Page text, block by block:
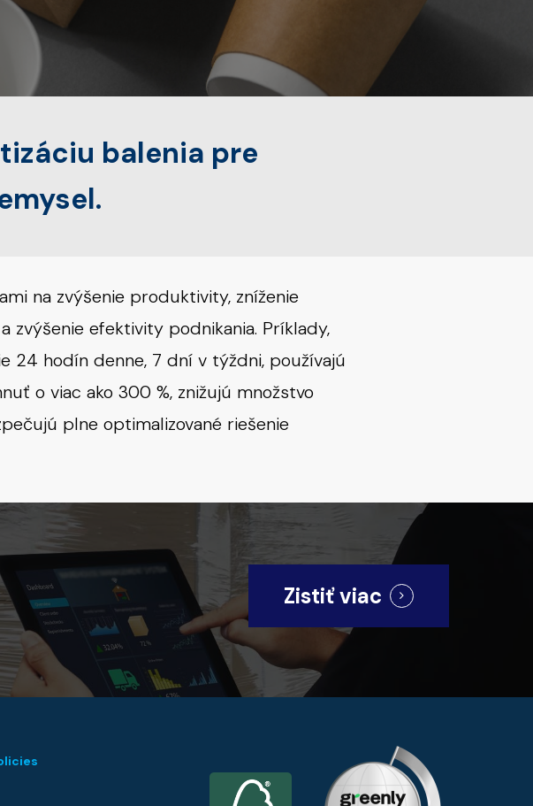
balenia pre
na zvýšenie produktivity, zníženie
zvýšenie efektivity podnikania. Príklady,
24 hodín denne, 7 dní v týždni, používajú
o viac ako 300 %, znižujú množstvo
plne optimalizované riešenie
Zistiť viac